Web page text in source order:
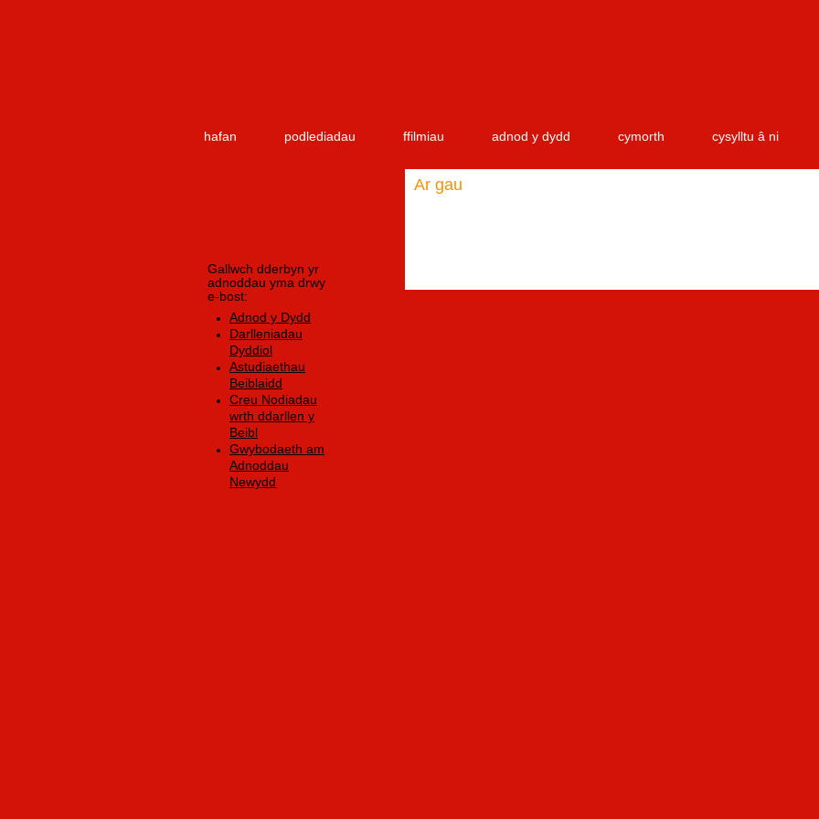
hafan podlediadau ffilmiau adnod y dydd cymorth cysylltu â ni
Gallwch dderbyn yr
adnoddau yma drwy
e-bost:
Adnod y Dydd
Darlleniadau
Dyddiol
Astudiaethau
Beiblaidd
Creu Nodiadau
wrth ddarllen y
Beibl
Gwybodaeth am
Adnoddau
Newydd
Ar gau